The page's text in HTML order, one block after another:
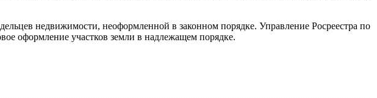
недвижимости, неоформленной в законном порядке. Управление Росреестра по
оформление участков земли в надлежащем порядке.